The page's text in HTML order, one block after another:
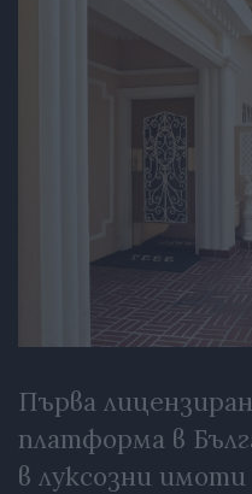
Първа
платформа в
в луксозни имоти